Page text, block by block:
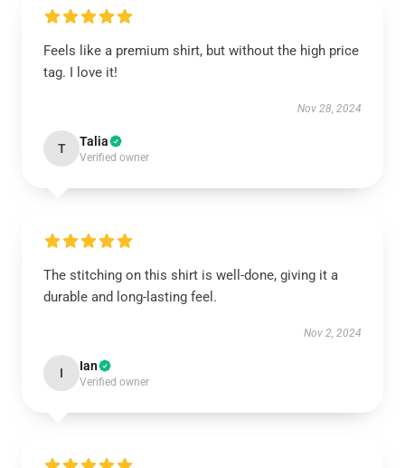
Feels like a premium shirt, but without the high price
tag. I love it!
Nov 28, 2024
T Talia
Verified owner
The stitching on this shirt is well-done, giving it a
durable and long-lasting feel.
Nov 2, 2024
I Ian
Verified owner